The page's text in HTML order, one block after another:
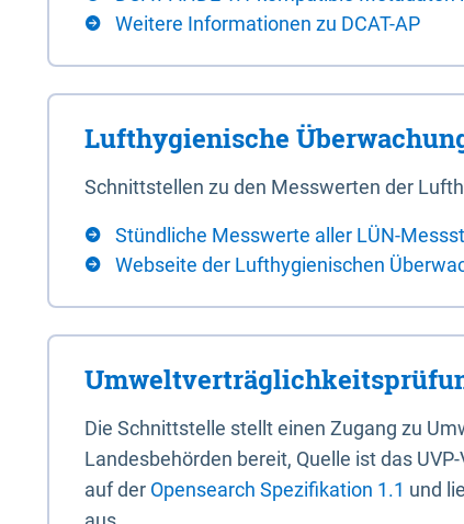
Weitere Informationen zu DCAT-AP
Lufthygienische
Schnittstellen zu den Messwerten der
Stündliche Messwerte aller LÜN-
Webseite der Lufthygienischen
Die Schnittstelle stellt einen Zugang zu
Landesbehörden bereit, Quelle ist das
auf der Opensearch Spezifikation 1.1 und